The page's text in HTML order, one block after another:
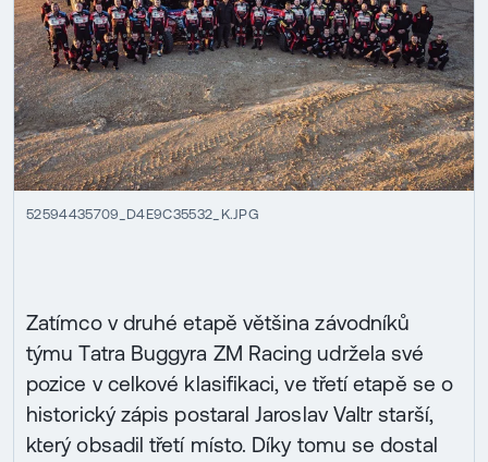
52594435709_D4E9C35532_K.JPG
Zatímco v druhé etapě většina závodníků
týmu Tatra Buggyra ZM Racing udržela své
pozice v celkové klasifikaci, ve třetí etapě se o
historický zápis postaral Jaroslav Valtr starší,
který obsadil třetí místo. Díky tomu se dostal